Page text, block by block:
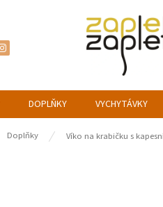
DOPLŇKY VYCHYTÁVKY
Doplňky Víko na krabičku s